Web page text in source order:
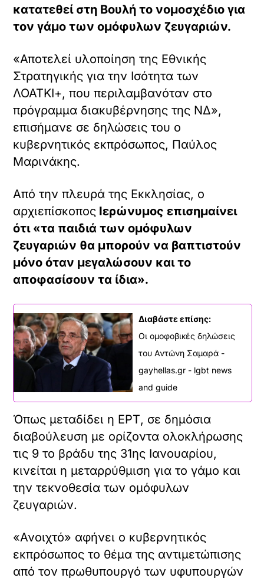
κατατεθεί στη Βουλή το νομοσχέδιο για
τον γάμο των ομόφυλων ζευγαριών.
«Αποτελεί υλοποίηση της Εθνικής
Στρατηγικής για την Ισότητα των
ΛΟΑΤΚΙ+, που περιλαμβανόταν στο
πρόγραμμα διακυβέρνησης της ΝΔ»,
επισήμανε σε δηλώσεις του ο
κυβερνητικός εκπρόσωπος, Παύλος
Μαρινάκης.
Aπό την πλευρά της Εκκλησίας, ο
αρχιεπίσκοπος Ιερώνυμος επισημαίνει
ότι «τα παιδιά των ομόφυλων
ζευγαριών θα μπορούν να βαπτιστούν
μόνο όταν μεγαλώσουν και το
αποφασίσουν τα ίδια».
Διαβάστε επίσης:
Οι ομοφοβικές δηλώσεις
του Αντώνη Σαμαρά -
gayhellas.gr - lgbt news
and guide
Όπως μεταδίδει η ΕΡΤ, σε δημόσια
διαβούλευση με ορίζοντα ολοκλήρωσης
τις 9 το βράδυ της 31ης Ιανουαρίου,
κινείται η μεταρρύθμιση για το γάμο και
την τεκνοθεσία των ομόφυλων
ζευγαριών.
«Ανοιχτό» αφήνει ο κυβερνητικός
εκπρόσωπος το θέμα της αντιμετώπισης
από τον πρωθυπουργό των υφυπουργών